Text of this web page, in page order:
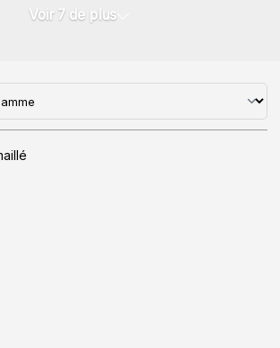
Voir 7 de plus